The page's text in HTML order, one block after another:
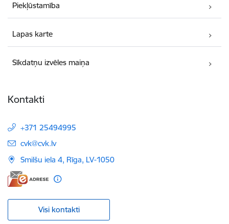
Piekļūstamība
Lapas karte
Sīkdatņu izvēles maiņa
Kontakti
+371 25494995
E-pasts:
cvk@cvk.lv
Smilšu iela 4, Rīga, LV-1050
Visi kontakti